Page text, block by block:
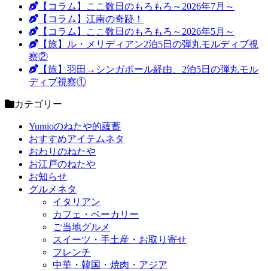
【コラム】ここ数日のもろもろ～2026年7月～
【コラム】江南の奇跡！
【コラム】ここ数日のもろもろ～2026年5月～
【旅】ル・メリディアン2泊5日の弾丸モルディブ視
察②
【旅】羽田→シンガポール経由、2泊5日の弾丸モル
ディブ視察①
カテゴリー
Yumioのねたや的蘊蓄
おすすめアイテムネタ
おわりのねたや
お江戸のねたや
お知らせ
グルメネタ
イタリアン
カフェ・ベーカリー
ご当地グルメ
スイーツ・手土産・お取り寄せ
フレンチ
中華・韓国・焼肉・アジア